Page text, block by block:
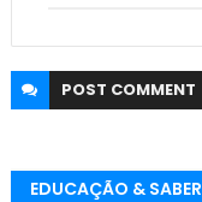
POST COMMENT
EDUCAÇÃO & SABER